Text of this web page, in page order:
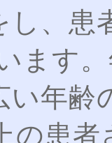
し、患
ます
い年齢
の患